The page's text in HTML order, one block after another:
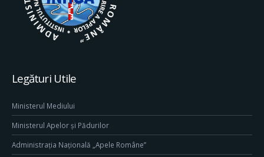
Legături Utile
Ministerul Mediului
Ministerul Apelor și Pădurilor
Administrația Națională „Apele Române”